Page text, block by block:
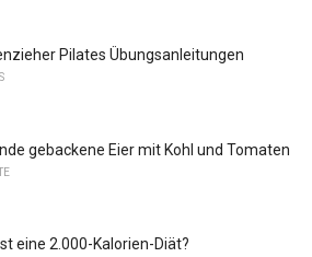
Pilates Übungsanleitungen
gebackene Eier mit Kohl und Tomaten
eine 2.000-Kalorien-Diät?